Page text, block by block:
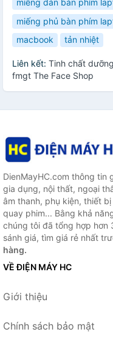
miếng dán bàn phím
miếng phủ bàn phím
macbook
tản nhiệt
Liên kết: Tinh chất
fmgt The Face Shop
DienMayHC.com thông tin
gia dụng, nội thất, ngoại
âm thanh, phụ kiện, thiết
quay phim... Bằng khả
chúng tôi đã tổng hợp hơn
sánh giá, tìm giá rẻ nhất
hàng.
VỀ ĐIỆN MÁY HC
Giới thiệu
Chính sách bảo mật